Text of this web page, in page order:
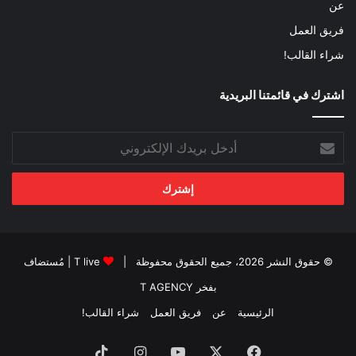
عن
فريق العمل
شراء القالب!
اشترك في قائمتنا البريدية
بريدك
الإلكتروني
© حقوق النشر 2026، جميع الحقوق محفوظة | T live | مُستضاف
بفخر T AGENCY
الرئيسية
عن فريق العمل شراء القالب!
فيسبوك ‫YouTubeانستقرام